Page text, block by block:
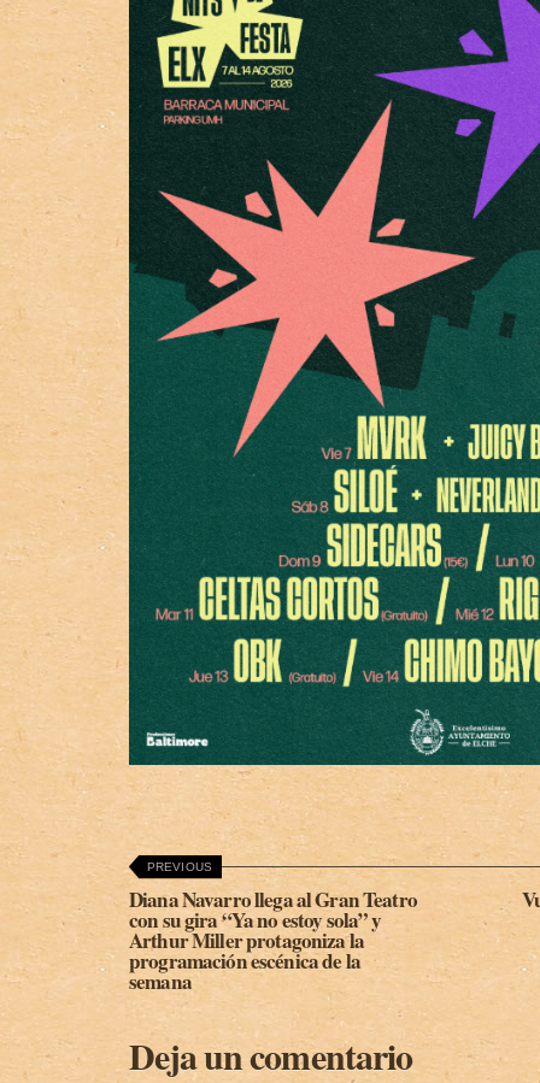
PREVIOUS
Diana Navarro llega al Gran Teatro
con su gira “Ya no estoy sola” y
Arthur Miller protagoniza la
programación escénica de la
semana
Deja un comentario